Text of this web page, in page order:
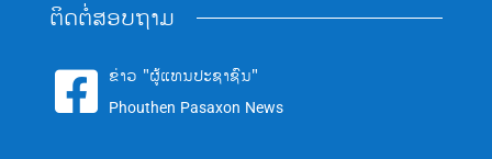
ຕິດຕໍ່ສອບຖາມ
 ຂ່າວ "ຜູ້ແທນປະຊາຊົນ"
Phouthen Pasaxon News